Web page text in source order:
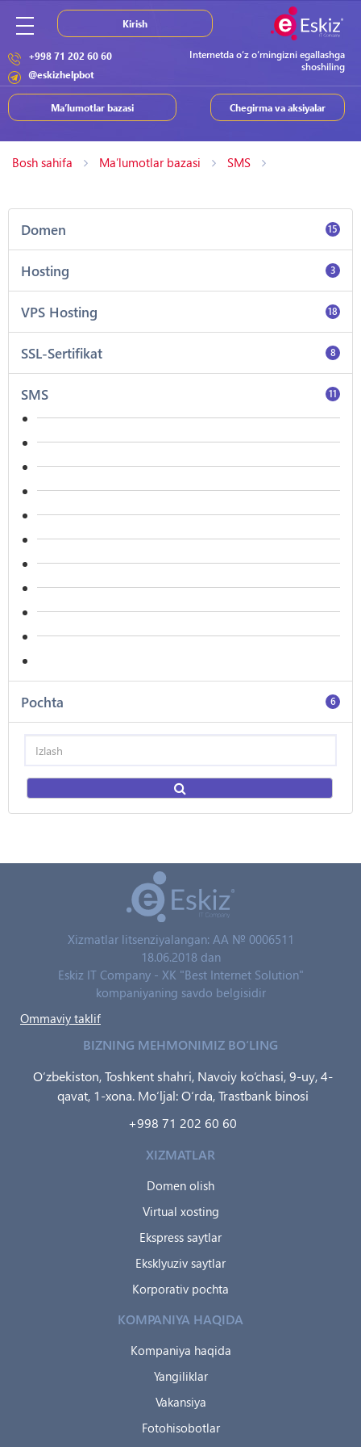
Internetda o‘z o‘rningizni egallashga
shoshiling
+998 71 202 60 60
@eskizhelpbot
Chegirma va aksiyalar
Ma’lumotlar bazasi
Kirish
Bosh sahifa Ma’lumotlar bazasi SMS
Domen 15
Hosting 3
VPS Hosting 18
SSL-Sertifikat 8
SMS 11
Pochta 6
Xizmatlar litsenziyalangan: AA № 0006511
18.06.2018 dan
Eskiz IT Company - XK "Best Internet Solution"
kompaniyaning savdo belgisidir
Ommaviy taklif
BIZNING MEHMONIMIZ BO‘LING
O‘zbekiston, Toshkent shahri, Navoiy ko‘chasi, 9-uy, 4-
qavat, 1-xona. Mo‘ljal: O‘rda, Trastbank binosi
+998 71 202 60 60
XIZMATLAR
Domen olish
Virtual xosting
Ekspress saytlar
Eksklyuziv saytlar
Korporativ pochta
KOMPANIYA HAQIDA
Kompaniya haqida
Yangiliklar
Vakansiya
Fotohisobotlar